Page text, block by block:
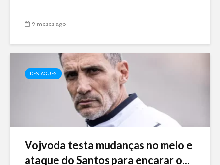
9 meses ago
DESTAQUES
Vojvoda testa mudanças no meio e
ataque do Santos para encarar o...